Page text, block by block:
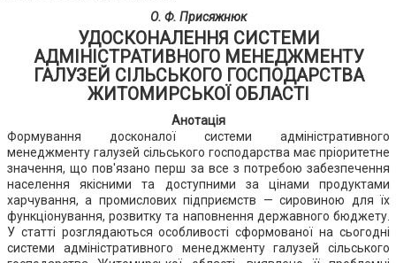
О. Ф. Присяжнюк
УДОСКОНАЛЕННЯ СИСТЕМИ
АДМІНІСТРАТИВНОГО МЕНЕДЖМЕНТУ
ГАЛУЗЕЙ СІЛЬСЬКОГО ГОСПОДАРСТВА
ЖИТОМИРСЬКОЇ ОБЛАСТІ
Анотація
Формування досконалої системи адміністративного
менеджменту галузей сільського господарства має пріоритетне
значення, що пов'язано перш за все з потребою забезпечення
населення якісними та доступними за цінами продуктами
харчування, а промислових підприємств — сировиною для їх
функціонування, розвитку та наповнення державного бюджету.
У статті розглядаються особливості сформованої на сьогодні
системи адміністративного менеджменту галузей сільського